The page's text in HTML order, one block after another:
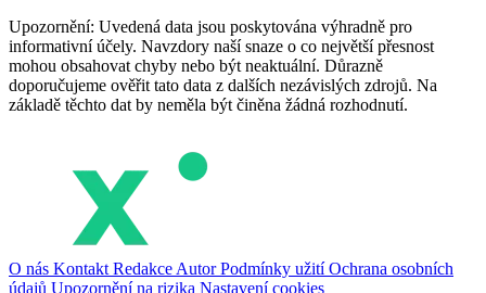
Upozornění: Uvedená data jsou poskytována výhradně pro
informativní účely. Navzdory naší snaze o co největší přesnost
mohou obsahovat chyby nebo být neaktuální. Důrazně
doporučujeme ověřit tato data z dalších nezávislých zdrojů. Na
základě těchto dat by neměla být činěna žádná rozhodnutí.
O nás Kontakt Redakce AutorPodmínky užitíOchrana osobních
údajů Upozornění na rizika Nastavení cookies